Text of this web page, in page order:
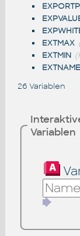
EXTMAX
EXTMIN
26 Variablen
Variablen